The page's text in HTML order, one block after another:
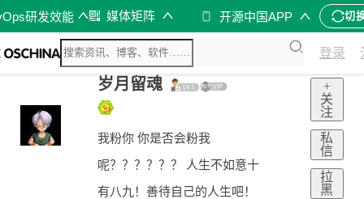
研发效能 媒体矩阵 开源中国APP 切
登录
岁月留魂
我粉你 你是否会粉我
呢？？？？？？ 人生不如意十
有八九！善待自己的人生吧！
+
关
注
私
信
拉
黑